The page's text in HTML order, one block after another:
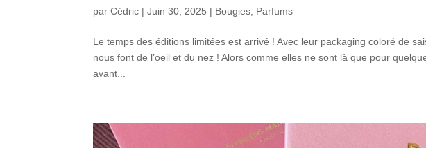
parCédric |Juin 30, 2025 | Bougies, Parfums
Le temps des éditions limitées est arrivé ! Avec leur packaging coloré de
nous font de l’oeil et du nez ! Alors comme elles ne sont là que pour
avant...